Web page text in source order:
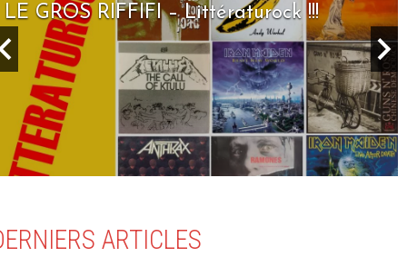
LE GROS RIFFIFI – Seven Days To Rock !!!
ARTICLES